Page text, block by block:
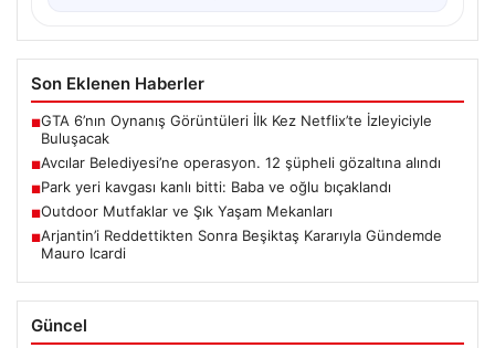
Son Eklenen Haberler
■GTA 6’nın Oynanış Görüntüleri İlk Kez Netflix’te İzleyiciyle
Buluşacak
■Avcılar Belediyesi’ne operasyon. 12 şüpheli gözaltına alındı
■Park yeri kavgası kanlı bitti: Baba ve oğlu bıçaklandı
■Outdoor Mutfaklar ve Şık Yaşam Mekanları
■Arjantin’i Reddettikten Sonra Beşiktaş Kararıyla Gündemde
Mauro Icardi
Güncel